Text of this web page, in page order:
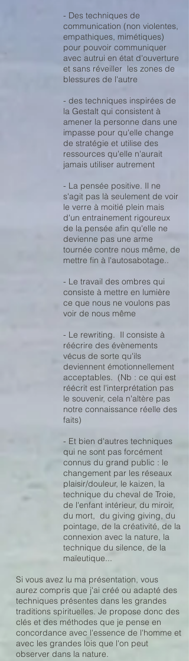
- Des techniques de
communication (non violentes,
empathiques, mimétiques)
pour pouvoir communiquer
avec autrui en état d'ouverture
et sans réveiller les zones de
blessures de l'autre
- des techniques inspirées de
la Gestalt qui consistent à
amener la personne dans une
impasse pour qu'elle change
de stratégie et utilise des
ressources qu'elle n'aurait
jamais utiliser autrement
- La pensée positive. Il ne
s'agit pas là seulement de voir
le verre à moitié plein mais
d'un entrainement rigoureux
de la pensée afin qu'elle ne
devienne pas une arme
tournée contre nous même, de
mettre fin à l'autosabotage..
- Le travail des ombres qui
consiste à mettre en lumière
ce que nous ne voulons pas
voir de nous même
- Le rewriting. Il consiste à
réécrire des évènements
vécus de sorte qu'ils
deviennent émotionnellement
acceptables. (Nb : ce qui est
réécrit est l'interprétation pas
le souvenir, cela n'altère pas
notre connaissance réelle des
faits)
- Et bien d'autres techniques
qui ne sont pas forcément
connus du grand public : le
changement par les réseaux
plaisir/douleur, le kaizen, la
technique du cheval de Troie,
de l'enfant intérieur, du miroir,
du mort, du giving giving, du
pointage, de la créativité, de la
connexion avec la nature, la
technique du silence, de la
maïeutique...
Si vous avez lu ma présentation, vous
aurez compris que j'ai créé ou adapté des
techniques présentes dans les grandes
traditions spirituelles. Je propose donc des
clés et des méthodes que je pense en
concordance avec l'essence de l'homme et
avec les grandes lois que l'on peut
observer dans la nature.